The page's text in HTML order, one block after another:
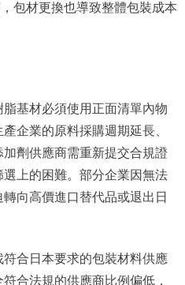
包材更換也導致整體包裝成本
基材必須使用正面清單內物
企業的原料採購週期延長、
劑供應商需重新提交合規證
上的困難。部分企業因無法
向高價進口替代品或退出日
合日本要求的包裝材料供應
合法規的供應商比例偏低，